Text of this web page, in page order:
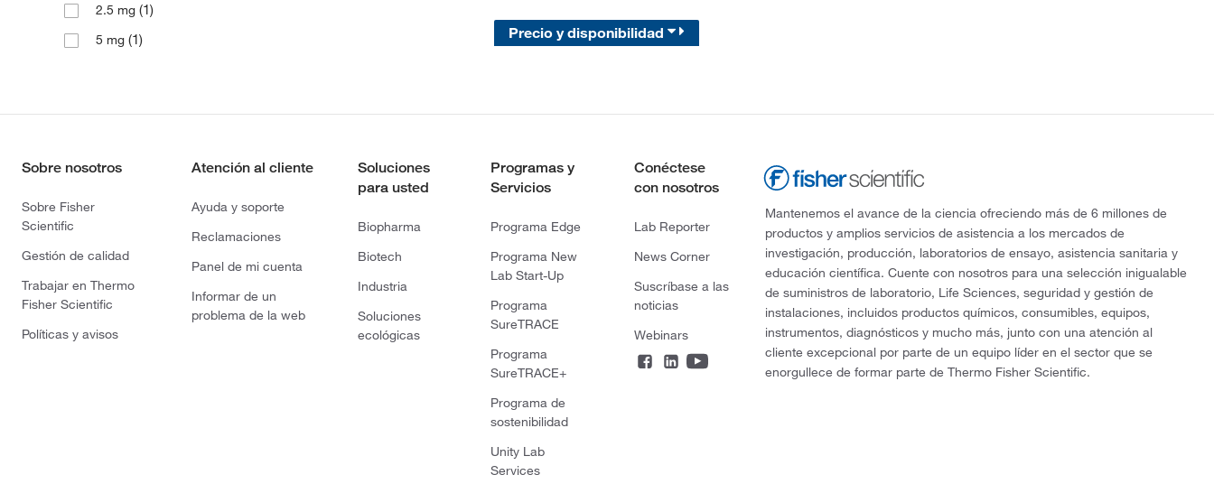
2.5 mg (1)
5 mg (1) Precio y disponibilidad
Sobre nosotros
Sobre Fisher
Scientific
Gestión de calidad
Trabajar en Thermo
Fisher Scientific
Políticas y avisos
Atención al cliente
Ayuda y soporte
Reclamaciones
Panel de mi cuenta
Informar de un
problema de la web
Soluciones
para usted
Biopharma
Biotech
Industria
Soluciones
ecológicas
Programas y
Servicios
Programa Edge
Programa New
Lab Start-Up
Programa
SureTRACE
Programa
SureTRACE+
Programa de
sostenibilidad
Unity Lab
Services
Conéctese
con nosotros
Lab Reporter
News Corner
Suscríbase a las
noticias
Webinars
Mantenemos el avance de la ciencia ofreciendo más de 6 millones de
productos y amplios servicios de asistencia a los mercados de
investigación, producción, laboratorios de ensayo, asistencia sanitaria y
educación científica. Cuente con nosotros para una selección inigualable
de suministros de laboratorio, Life Sciences, seguridad y gestión de
instalaciones, incluidos productos químicos, consumibles, equipos,
instrumentos, diagnósticos y mucho más, junto con una atención al
cliente excepcional por parte de un equipo líder en el sector que se
enorgullece de formar parte de Thermo Fisher Scientific.